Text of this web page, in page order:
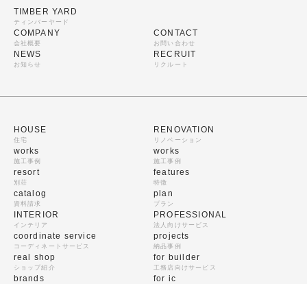
TIMBER YARD
ティンバーヤード
COMPANY
会社概要
NEWS
お知らせ
CONTACT
お問い合わせ
RECRUIT
リクルート
HOUSE
住宅
works
施工事例
resort
別荘
catalog
資料請求
RENOVATION
リノベーション
works
施工事例
features
特徴
plan
プラン
INTERIOR
インテリア
coordinate service
コーディネートサービス
real shop
ショップ紹介
brands
PROFESSIONAL
法人向けサービス
projects
納品事例
for builder
工務店向けサービス
for ic